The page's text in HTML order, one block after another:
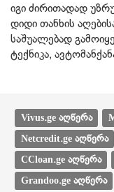
იგი ძირითადად
დიდი თანხის
საშუალებად
ტექნიკა,
Vivus.ge აღწერა
Netcredit.ge აღწერა
CCloan.ge აღწერა
Grandoo.ge აღწერა